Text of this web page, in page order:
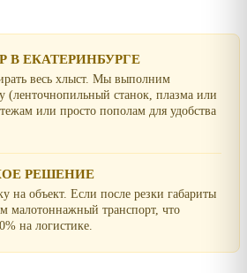
В ЕКАТЕРИНБУРГЕ
весь хлыст. Мы выполним
(ленточнопильный станок, плазма или
или просто пополам для удобства
РЕШЕНИЕ
на объект. Если после резки габариты
малотоннажный транспорт, что
на логистике.